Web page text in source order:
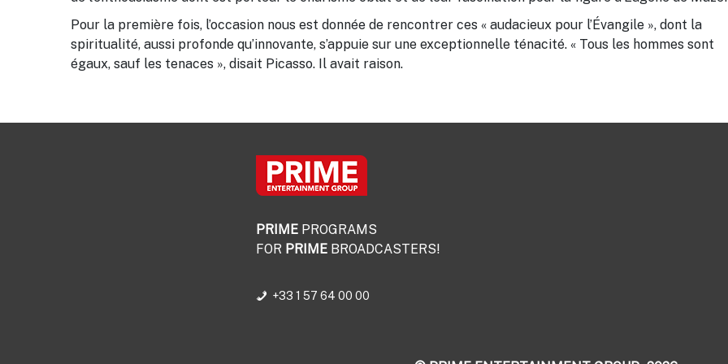
Pour la première fois, l’occasion nous est donnée de rencontrer ces « audacieux pour l’Évangile », dont la
spiritualité, aussi profonde qu’innovante, s’appuie sur une exceptionnelle ténacité. « Tous les hommes sont
égaux, sauf les tenaces », disait Picasso. Il avait raison.
PRIMEPROGRAMS
FOR PRIMEBROADCASTERS!
+33 1 57 64 00 00